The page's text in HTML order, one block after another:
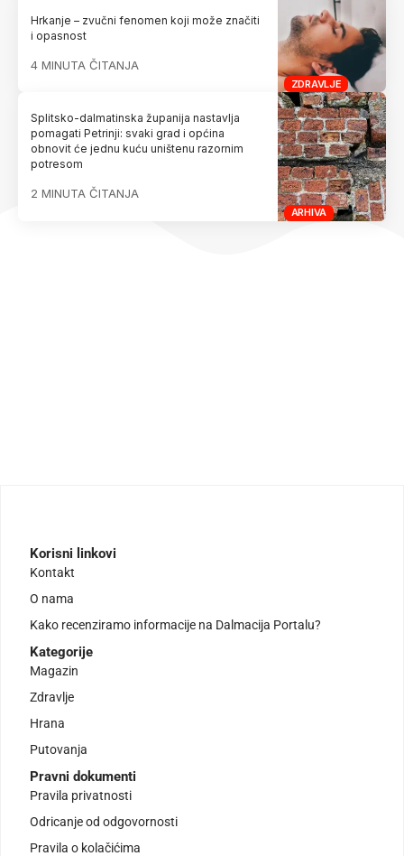
ZDRAVLJE
Hrkanje – zvučni fenomen koji može značiti
i opasnost
4 MINUTA ČITANJA
ARHIVA
Splitsko-dalmatinska županija nastavlja
pomagati Petrinji: svaki grad i općina
obnovit će jednu kuću uništenu razornim
potresom
2 MINUTA ČITANJA
Korisni linkovi
Kontakt
O nama
Kako recenziramo informacije na Dalmacija Portalu?
Kategorije
Magazin
Zdravlje
Hrana
Putovanja
Pravni dokumenti
Pravila privatnosti
Odricanje od odgovornosti
Pravila o kolačićima